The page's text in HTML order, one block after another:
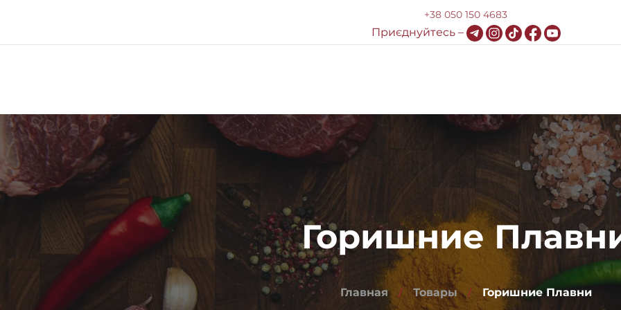
+38 050 150 4683
Приєднуйтесь –
Меню Про компанию Доставка и оплата HoReCa Блог Контакты
Горишние
Главная Товары Горишние Плавни